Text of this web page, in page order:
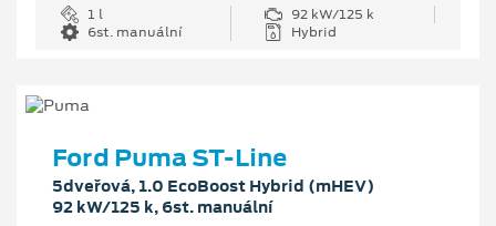
1 l
92 kW/125 k
6st. manuální
Hybrid
Ford Puma ST-Line
5dveřová, 1.0 EcoBoost Hybrid (mHEV)
92 kW/125 k, 6st. manuální